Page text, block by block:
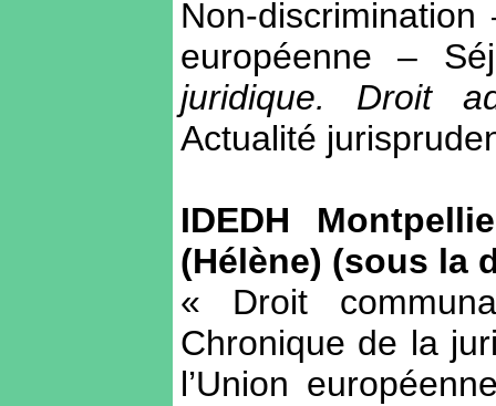
Non-
européenne –
juridique. Droit
Actualité
IDEDH
(Hélène) (sous la
« Droit
Chronique de la
l’Union